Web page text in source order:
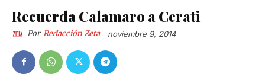
Recuerda Calamaro a Cerati
Por Redacción Zeta noviembre 9, 2014